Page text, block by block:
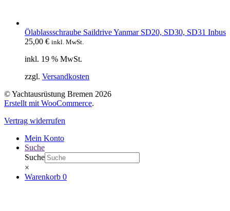
Ölablassschraube Saildrive Yanmar SD20, SD30, SD31 Inbus
25,00 € inkl. MwSt.
inkl. 19 % MwSt.
zzgl. Versandkosten
© Yachtausrüstung Bremen 2026
Erstellt mit WooCommerce.
Vertrag widerrufen
Mein Konto
Suche
Suche
×
Warenkorb 0